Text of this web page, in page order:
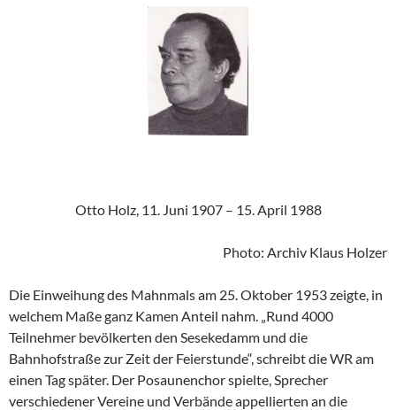
Otto Holz, 11. Juni 1907 – 15. April 1988
Photo: Archiv Klaus Holzer
Die Einweihung des Mahnmals am 25. Oktober 1953 zeigte, in
welchem Maße ganz Kamen Anteil nahm. „Rund 4000
Teilnehmer bevölkerten den Sesekedamm und die
Bahnhofstraße zur Zeit der Feierstunde“, schreibt die WR am
einen Tag später. Der Posaunenchor spielte, Sprecher
verschiedener Vereine und Verbände appellierten an die